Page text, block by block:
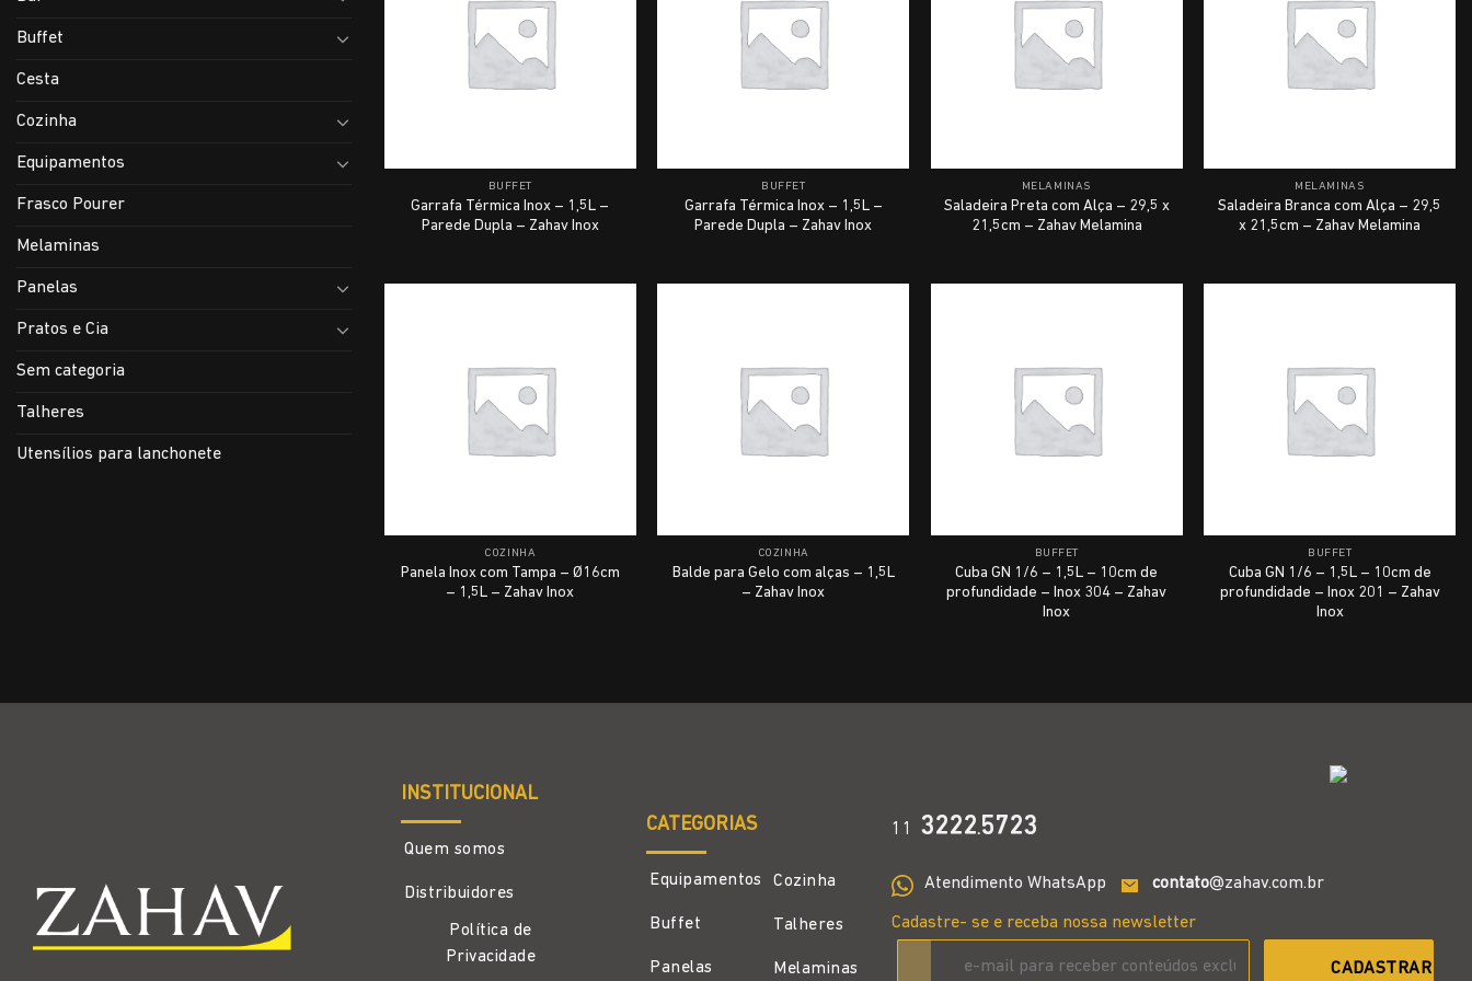
Buffet
Cesta
Cozinha
Equipamentos
Frasco Pourer
Melaminas
Panelas
Pratos e Cia
Sem categoria
Talheres
Utensílios para lanchonete
BUFFET
Garrafa Térmica Inox – 1,5L –
Parede Dupla – Zahav Inox
BUFFET
Garrafa Térmica Inox – 1,5L –
Parede Dupla – Zahav Inox
MELAMINAS
Saladeira Preta com Alça – 29,5 x
21,5cm – Zahav Melamina
MELAMINAS
Saladeira Branca com Alça – 29,5
x 21,5cm – Zahav Melamina
COZINHA
Panela Inox com Tampa – Ø16cm
– 1,5L – Zahav Inox
COZINHA
Balde para Gelo com alças – 1,5L
– Zahav Inox
BUFFET
Cuba GN 1/6 – 1,5L – 10cm de
profundidade – Inox 304 – Zahav
Inox
BUFFET
Cuba GN 1/6 – 1,5L – 10cm de
profundidade – Inox 201 – Zahav
Inox
INSTITUCIONAL
Quem somos
Distribuidores
Política de
Privacidade
CATEGORIAS
Equipamentos
Buffet
Panelas
Cozinha
Talheres
Melaminas
11 3222.5723
Atendimento WhatsApp contato@zahav.com.br
Cadastre- se e receba nossa newsletter